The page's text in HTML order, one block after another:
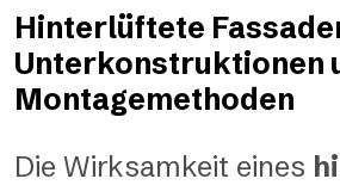
Hinterlüftete
Unterkonstruktionen
Montagemethoden
Die Wirksamkeit eines